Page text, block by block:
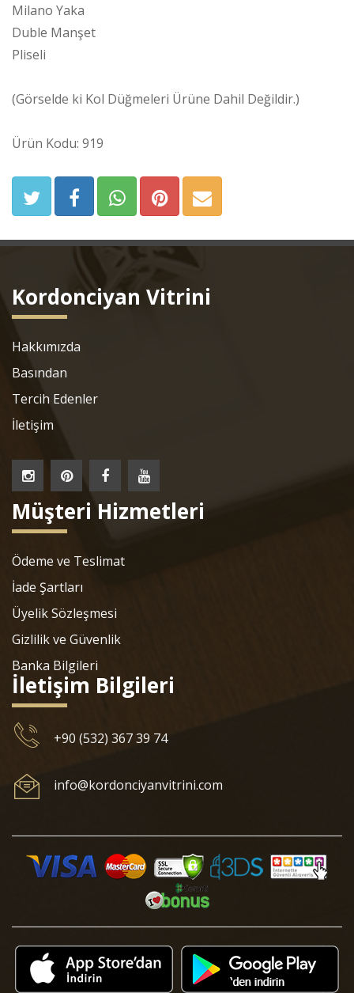
Milano Yaka
Duble Manşet
Pliseli
(Görselde ki Kol Düğmeleri Ürüne Dahil Değildir.)
Ürün Kodu: 919
Kordonciyan Vitrini
Hakkımızda
Basından
Tercih Edenler
İletişim
Müşteri Hizmetleri
Ödeme ve Teslimat
İade Şartları
Üyelik Sözleşmesi
Gizlilik ve Güvenlik
Banka Bilgileri
İletişim Bilgileri
+90 (532) 367 39 74
info@kordonciyanvitrini.com